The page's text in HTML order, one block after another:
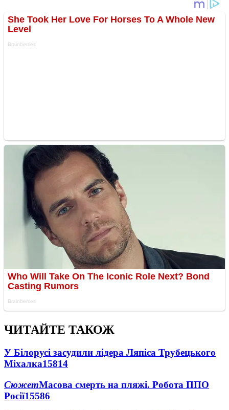
ЧИТАЙТЕ ТАКОЖ
У Білорусі засудили лідера Ляпіса Трубецького
Міхалка15814
СюжетМасова смерть на пляжі. Робота ППО
Росії15586